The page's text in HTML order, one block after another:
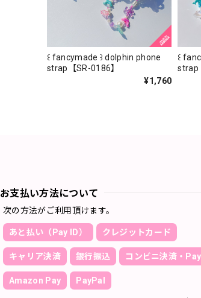
꒰ fancymade ꒱ dolphin phone
strap【SR-0186】
¥1,760
꒰
strap
お支払い方法について
次の方法がご利用頂けます。
あと払い（Pay ID） クレジットカード
キャリア決済 銀行振込 コンビニ決済・
Amazon Pay PayPal